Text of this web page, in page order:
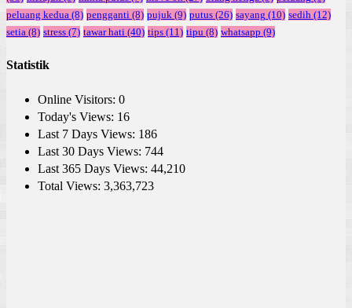
peluang kedua (8) pengganti (8) pujuk (9) putus (26) sayang (10) sedih (12)
setia (8) stress (7) tawar hati (40) tips (11) tipu (8) whatsapp (9)
Statistik
Online Visitors: 0
Today's Views: 16
Last 7 Days Views: 186
Last 30 Days Views: 744
Last 365 Days Views: 44,210
Total Views: 3,363,723